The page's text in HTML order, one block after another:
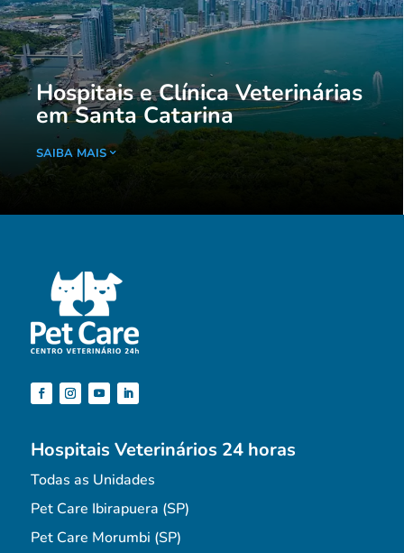
Hospitais e Clínica Veterinárias
em Santa Catarina
SAIBA MAIS
Hospitais Veterinários 24 horas
Todas as Unidades
Pet Care Ibirapuera (SP)
Pet Care Morumbi (SP)